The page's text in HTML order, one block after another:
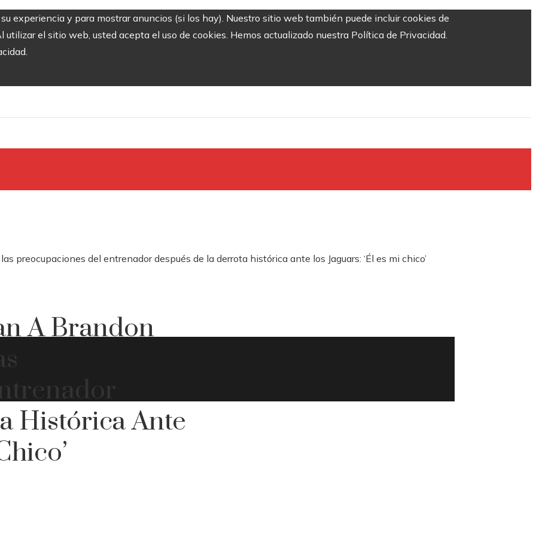
experiencia y para mostrar anuncios (si los hay). Nuestro sitio web también puede incluir cookies de
utilizar el sitio web, usted acepta el uso de cookies. Hemos actualizado nuestra Política de Privacidad.
preocupaciones del entrenador después de la derrota histórica ante los Jaguars: ‘Él es mi chico’
A Brandon
Histórica Ante